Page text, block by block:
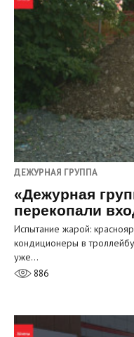
ДЕЖУРНАЯ ГРУППА
«Дежурная
перекопали
Испытание жарой:
кондиционеры в
уже…
886